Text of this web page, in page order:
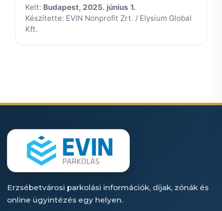
Kelt: Budapest, 2025. június 1.
Készítette: EVIN Nonprofit Zrt. / Elysium Global
Kft.
Erzsébetvárosi parkolási információk, díjak, zónák és
online ügyintézés egy helyen.